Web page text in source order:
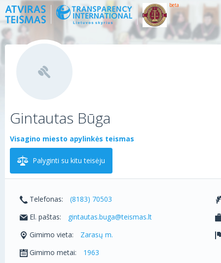
beta
Gintautas Būga
Visagino miesto apylinkės teismas
Palyginti su kitu teisėju
Telefonas:
(8183) 70503
El. paštas:
gintautas.buga@teismas.lt
Gimimo vieta:
Zarasų m.
Gimimo metai:
1963